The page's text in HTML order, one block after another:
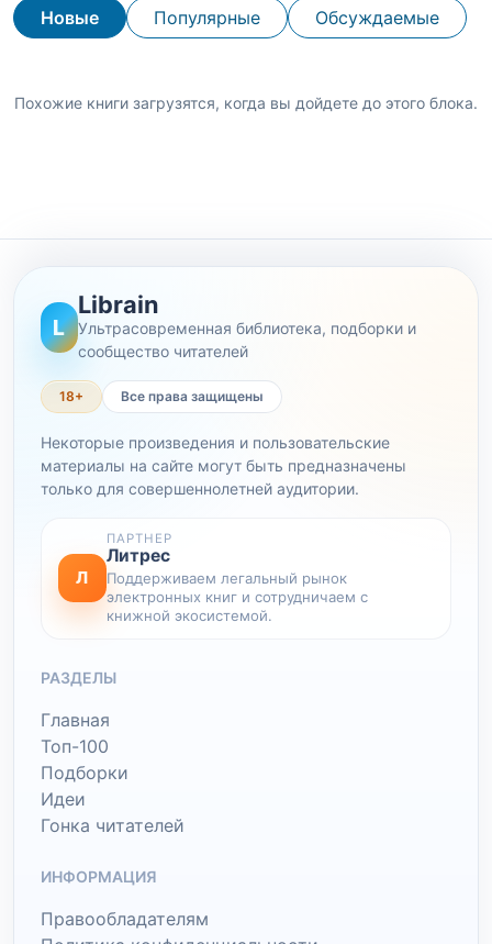
Новые Популярные Обсуждаемые
Похожие книги загрузятся, когда вы дойдете до этого блока.
L
Librain
Ультрасовременная библиотека, подборки и
сообщество читателей
18+ Все права защищены
Некоторые произведения и пользовательские
материалы на сайте могут быть предназначены
только для совершеннолетней аудитории.
Л
ПАРТНЕР
Литрес
Поддерживаем легальный рынок
электронных книг и сотрудничаем с
книжной экосистемой.
РАЗДЕЛЫ
Главная
Топ-100
Подборки
Идеи
Гонка читателей
ИНФОРМАЦИЯ
Правообладателям